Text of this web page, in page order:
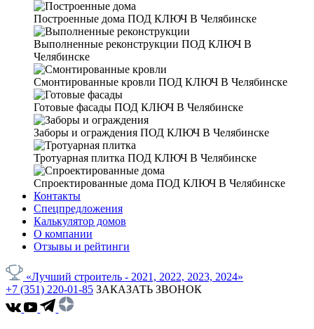
Построенные дома ПОД КЛЮЧ В Челябинске
Выполненные реконструкции ПОД КЛЮЧ В
Челябинске
Смонтированные кровли ПОД КЛЮЧ В Челябинске
Готовые фасады ПОД КЛЮЧ В Челябинске
Заборы и ограждения ПОД КЛЮЧ В Челябинске
Тротуарная плитка ПОД КЛЮЧ В Челябинске
Спроектированные дома ПОД КЛЮЧ В Челябинске
Контакты
Спецпредложения
Калькулятор домов
О компании
Отзывы и рейтинги
«Лучший строитель - 2021, 2022, 2023, 2024»
+7 (351) 220-01-85 ЗАКАЗАТЬ ЗВОНОК